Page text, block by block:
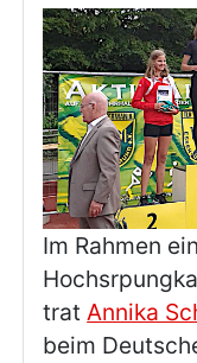
Im Rahmen
tratAnnika
beim